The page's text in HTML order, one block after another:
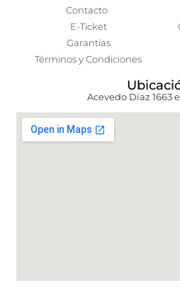
Contacto
E-Ticket
Garantías
Términos y Condiciones
Acevedo Díaz 1663